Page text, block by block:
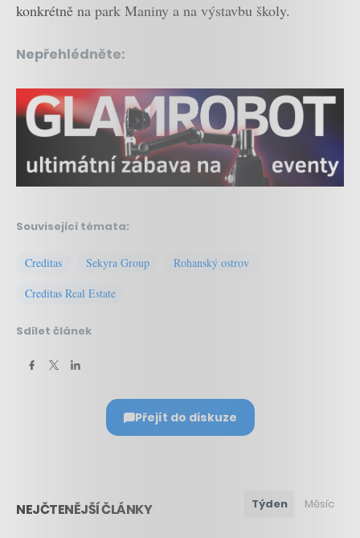
konkrétně na park Maniny a na výstavbu školy.
Nepřehlédněte:
Související témata:
Creditas Sekyra Group
Rohanský ostrov
Creditas Real Estate
Sdílet článek
Přejít do diskuze
NEJČTENĚJŠÍ ČLÁNKY Týden Měsíc